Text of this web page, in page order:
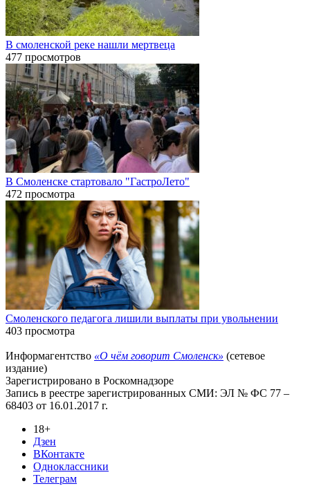
В смоленской реке нашли мертвеца
477 просмотров
В Смоленске стартовало "ГастроЛето"
472 просмотра
Смоленского педагога лишили выплаты при увольнении
403 просмотра
Информагентство «О чём говорит Смоленск» (сетевое
издание)
Зарегистрировано в Роскомнадзоре
Запись в реестре зарегистрированных СМИ: ЭЛ № ФС 77 –
68403 от 16.01.2017 г.
18+
Дзен
ВКонтакте
Одноклассники
Телеграм